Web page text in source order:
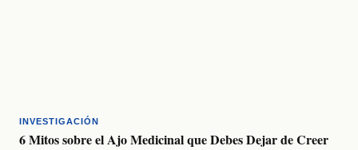
INVESTIGACIÓN
6 Mitos sobre el Ajo Medicinal que Debes Dejar de Creer